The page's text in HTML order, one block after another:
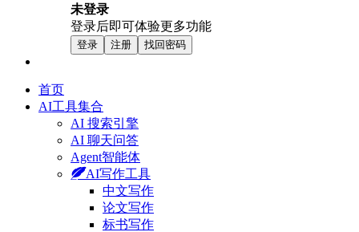
未登录
登录后即可体验更多功能
登录 注册 找回密码
首页
AI工具集合
AI 搜索引擎
AI 聊天问答
Agent智能体
AI写作工具
中文写作
论文写作
标书写作